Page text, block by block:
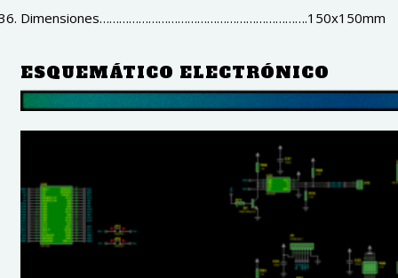
Dimensiones……………………………………………………….150x150mm
ESQUEMÁTICO ELECTRÓNICO